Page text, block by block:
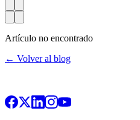
Artículo no encontrado
← Volver al blog